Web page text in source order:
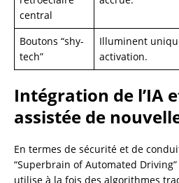
central
Boutons “shy-
tech”
Illuminent
activation.
Intégration de l’IA
assistée de
En termes de sécurité et de
“Superbrain of Automated
utilise à la fois des algorithmes